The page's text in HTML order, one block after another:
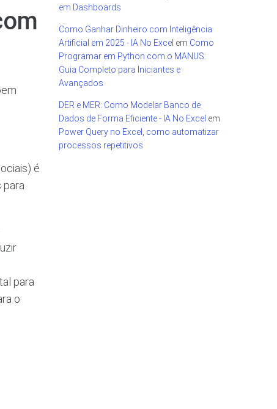
é
para
para
o
em Dashboards
Como Ganhar Dinheiro com Inteligência
Artificial em 2025 - IA No Excel em Como
Programar em Python com o MANUS:
Guia Completo para Iniciantes e
Avançados
DER e MER: Como Modelar Banco de
Dados de Forma Eficiente - IA No Excel em
Power Query no Excel, como automatizar
processos repetitivos